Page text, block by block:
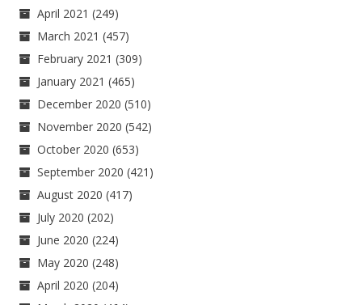
April 2021 (249)
March 2021 (457)
February 2021 (309)
January 2021 (465)
December 2020 (510)
November 2020 (542)
October 2020 (653)
September 2020 (421)
August 2020 (417)
July 2020 (202)
June 2020 (224)
May 2020 (248)
April 2020 (204)